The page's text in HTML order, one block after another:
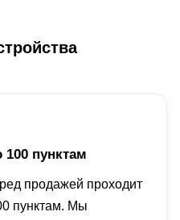
100 пунктам
продажей проходит
пунктам. Мы